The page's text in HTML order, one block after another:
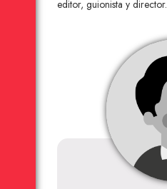
editor, guionista y director.